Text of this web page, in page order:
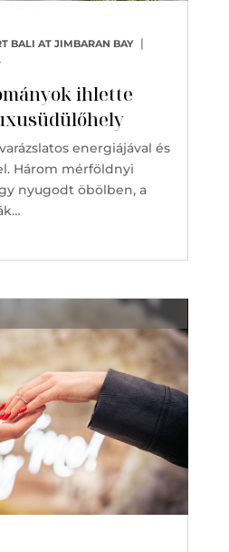
ihlette
BALI AT JIMBARAN BAY |
energiájával és
Három mérföldnyi
nyugodt öbölben, a